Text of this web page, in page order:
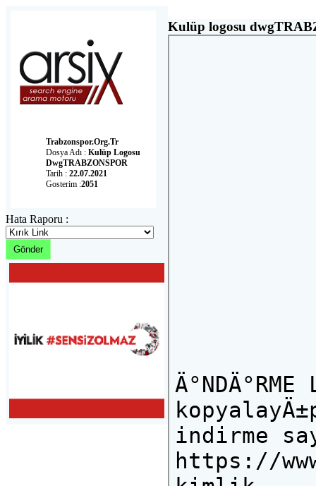
Trabzonspor.org.tr
Dosya Adı : Kulüp Logosu
DwgTRABZONSPOR
Tarih : 22.07.2021
Gosterim :2051
Hata Raporu :
Kulüp logosu